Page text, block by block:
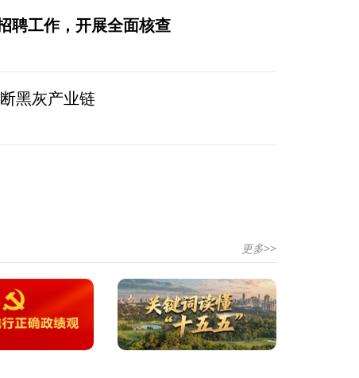
聘工作，开展全面核查
黑灰产业链
更多>>